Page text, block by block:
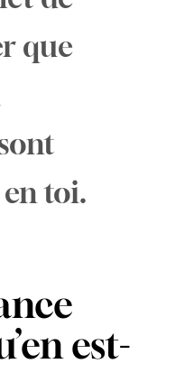
que
toi.
est-